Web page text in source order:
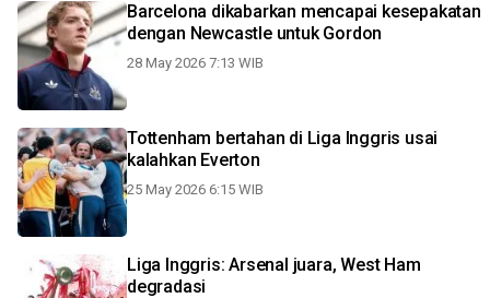
Barcelona dikabarkan mencapai kesepakatan
dengan Newcastle untuk Gordon
28 May 2026 7:13 WIB
Tottenham bertahan di Liga Inggris usai
kalahkan Everton
25 May 2026 6:15 WIB
Liga Inggris: Arsenal juara, West Ham
degradasi